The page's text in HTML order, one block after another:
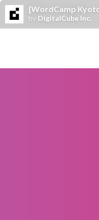
[WordCamp
by DigitalCube Inc.